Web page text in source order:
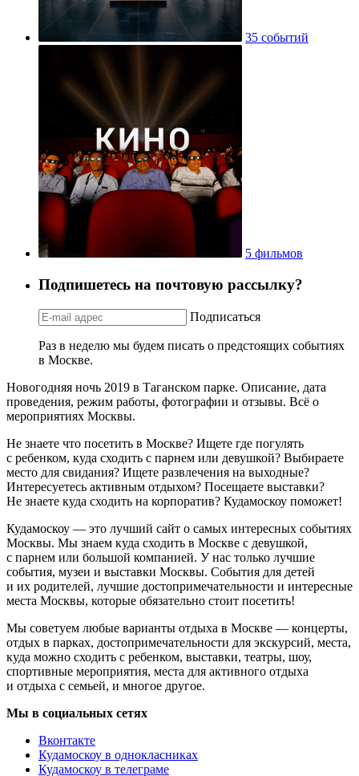
35 событий
5 фильмов
Подпишетесь на почтовую рассылку?
Подписаться
Раз в неделю мы будем писать о предстоящих событиях
в Москве.
Новогодняя ночь 2019 в Таганском парке. Описание, дата
проведения, режим работы, фотографии и отзывы. Всё о
мероприятиях Москвы.
Не знаете что посетить в Москве? Ищете где погулять
с ребенком, куда сходить с парнем или девушкой? Выбираете
место для свидания? Ищете развлечения на выходные?
Интересуетесь активным отдыхом? Посещаете выставки?
Не знаете куда сходить на корпоратив? Кудамоскоу поможет!
Кудамоскоу — это лучший сайт о самых интересных событиях
Москвы. Мы знаем куда сходить в Москве с девушкой,
с парнем или большой компанией. У нас только лучшие
события, музеи и выставки Москвы. События для детей
и их родителей, лучшие достопримечательности и интересные
места Москвы, которые обязательно стоит посетить!
Мы советуем любые варианты отдыха в Москве — концерты,
отдых в парках, достопримечательности для экскурсий, места,
куда можно сходить с ребенком, выставки, театры, шоу,
спортивные мероприятия, места для активного отдыха
и отдыха с семьей, и многое другое.
Мы в социальных сетях
Вконтакте
Кудамоскоу в однокласниках
Кудамоскоу в телеграме